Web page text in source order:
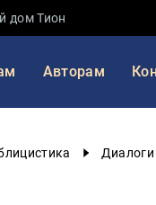
дом Тион
Авторам